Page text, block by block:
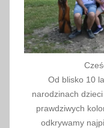
Od blisko 10
narodzinach
prawdziwych
odkrywamy